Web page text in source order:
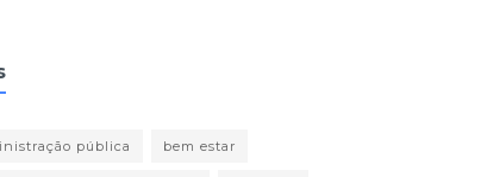
pública bem estar